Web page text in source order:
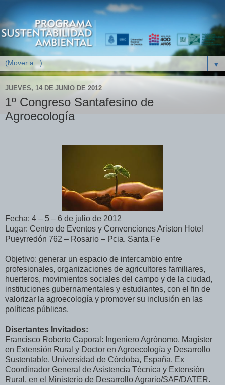
▼
JUEVES, 14 DE JUNIO DE 2012
1º Congreso Santafesino de
Agroecología
Fecha: 4 – 5 – 6 de julio de 2012
Lugar: Centro de Eventos y Convenciones Ariston Hotel
Pueyrredón 762 – Rosario – Pcia. Santa Fe
Objetivo: generar un espacio de intercambio entre
profesionales, organizaciones de agricultores familiares,
huerteros, movimientos sociales del campo y de la ciudad,
instituciones gubernamentales y estudiantes, con el fin de
valorizar la agroecología y promover su inclusión en las
políticas públicas.
Disertantes Invitados:
Francisco Roberto Caporal: Ingeniero Agrónomo, Magíster
en Extensión Rural y Doctor en Agroecología y Desarrollo
Sustentable, Universidad de Córdoba, España. Ex
Coordinador General de Asistencia Técnica y Extensión
Rural, en el Ministerio de Desarrollo Agrario/SAF/DATER.